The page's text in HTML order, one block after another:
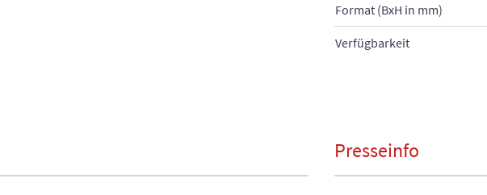
Format (BxH in mm)
Verfügbarkeit
Presseinfo